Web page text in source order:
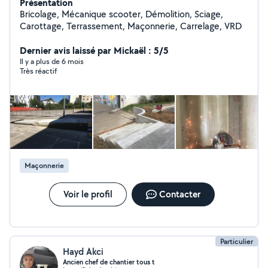
Bricolage, Mécanique scooter, Démolition, Sciage,
Carottage, Terrassement, Maçonnerie, Carrelage, VRD
Dernier avis laissé par Mickaël : 5/5
Il y a plus de 6 mois
Très réactif
Maçonnerie
Voir le profil Contacter
Particulier
Hayd Akci
Ancien chef de chantier tous t